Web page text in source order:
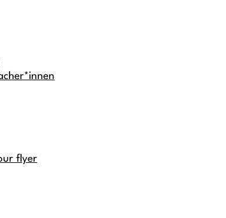
flyer